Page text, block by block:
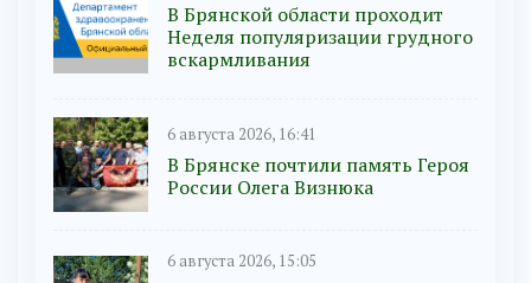
В Брянской области проходит
Неделя популяризации грудного
вскармливания
6 августа 2026, 16:41
В Брянске почтили память Героя
России Олега Визнюка
6 августа 2026, 15:05